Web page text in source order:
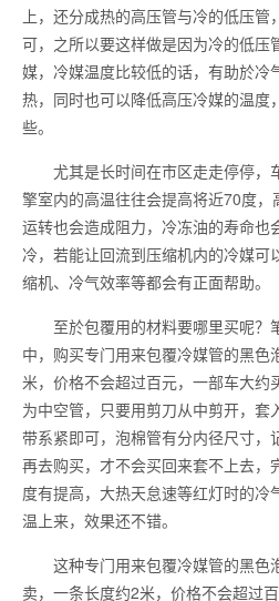
上，还分成热的高压管与冷的低压
可，之所以要这样做是因为冷的低压
媒，冷媒温度比较低的话，有助於冷
热，同时也可以降低高压冷媒的温度
些。
尤其是长时间在市区走走停停，
擎室内的高温往往会提高将近70度
运转也会造成阻力，冷冻油的寿命也
冷，若能让回流到压缩机内的冷媒可
缩机、冷气效率等都会有正面帮助。
至於包覆用的材料要哪里买呢？
中，购买专门用来包覆冷媒管的黑色
米，价格不会超过百元，一部车大约
为中空管，只要用剪刀从中剪开，套
带系紧即可，泡棉管有分内径尺寸，
再去购买，才不会买回来套不上去，
度有提高，大热天怠速等红灯时的冷
温上来，效果还不错。
这种专门用来包覆冷媒管的黑色
卖，一条长度约2米，价格不会超过